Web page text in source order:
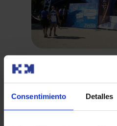
Consentimiento Detalles
La Fundación Hospital
Ayuntamiento de
HM Corre por la Vida
Madrid, 24 de abril de 2013.